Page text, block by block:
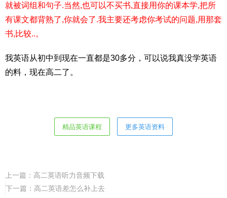
就被词组和句子.当然,也可以不买书,直接用你的课本学,把所
有课文都背熟了,你就会了.我主要还考虑你考试的问题,用那套
书,比较..。
我英语从初中到现在一直都是30多分，可以说我真没学英语
的料，现在高二了。
精品英语课程 更多英语资料
上一篇： 高二英语听力音频下载
下一篇： 高二英语差怎么补上去